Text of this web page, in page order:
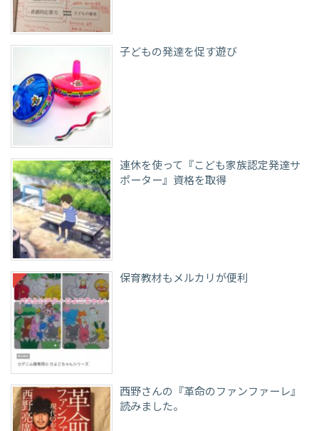
子どもの発達を促す遊び
連休を使って『こども家族認定発達サ
ポーター』資格を取得
保育教材もメルカリが便利
西野さんの『革命のファンファーレ』
読みました。